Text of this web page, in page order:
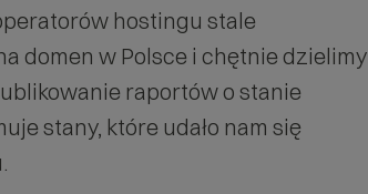
hostingu stale
domen w Polsce i chętnie dzielimy
raportów o stanie
stany, które udało nam się